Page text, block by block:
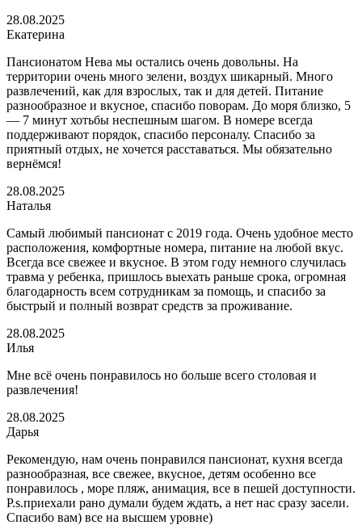
28.08.2025
Екатерина
Пансионатом Нева мы остались очень довольны. На
территории очень много зелени, воздух шикарный. Много
развлечений, как для взрослых, так и для детей. Питание
разнообразное и вкусное, спасибо поворам. До моря близко, 5
— 7 минут хотьбы неспешным шагом. В номере всегда
поддерживают порядок, спасибо персоналу. Спасибо за
приятный отдых, не хочется расставаться. Мы обязательно
вернёмся!
28.08.2025
Наталья
Самый любимый пансионат с 2019 года. Очень удобное место
расположения, комфортные номера, питание на любой вкус.
Всегда все свежее и вкусное. В этом году немного случилась
травма у ребенка, пришлось выехать раньше срока, огромная
благодарность всем сотрудникам за помощь, и спасибо за
быстрый и полный возврат средств за проживание.
28.08.2025
Илья
Мне всë очень понравилось но больше всего столовая и
развлечения!
28.08.2025
Дарья
Рекомендую, нам очень понравился пансионат, кухня всегда
разнообразная, все свежее, вкусное, детям особенно все
понравилось , море пляж, анимация, все в пешей доступности.
P.s.приехали рано думали будем ждать, а нет нас сразу засели.
Спасибо вам) все на высшем уровне)